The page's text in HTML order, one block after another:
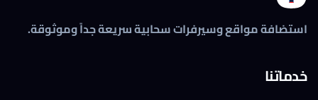
استضافة مواقع وسيرفرات سحابية سريعة جداً وموثوقة.
خدماتنا